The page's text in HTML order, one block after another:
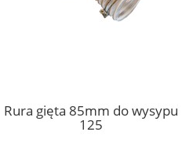
Rura gięta 85mm do wysypu
125